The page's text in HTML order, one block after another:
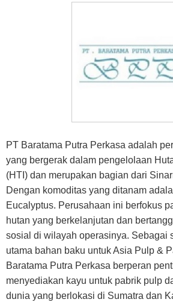
PT Baratama Putra Perkasa adalah
yang bergerak dalam pengelolaan
(HTI) dan merupakan bagian dari
Dengan komoditas yang ditanam
Eucalyptus. Perusahaan ini berfokus
hutan yang berkelanjutan dan
sosial di wilayah operasinya. Sebagai
utama bahan baku untuk Asia Pulp &
Baratama Putra Perkasa berperan
menyediakan kayu untuk pabrik pulp
dunia yang berlokasi di Sumatra dan